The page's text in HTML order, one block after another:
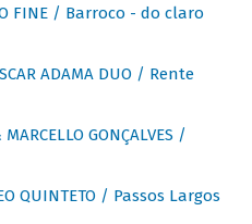
FINE / Barroco - do claro
ADAMA DUO / Rente
GONÇALVES /
QUINTETO / Passos Largos